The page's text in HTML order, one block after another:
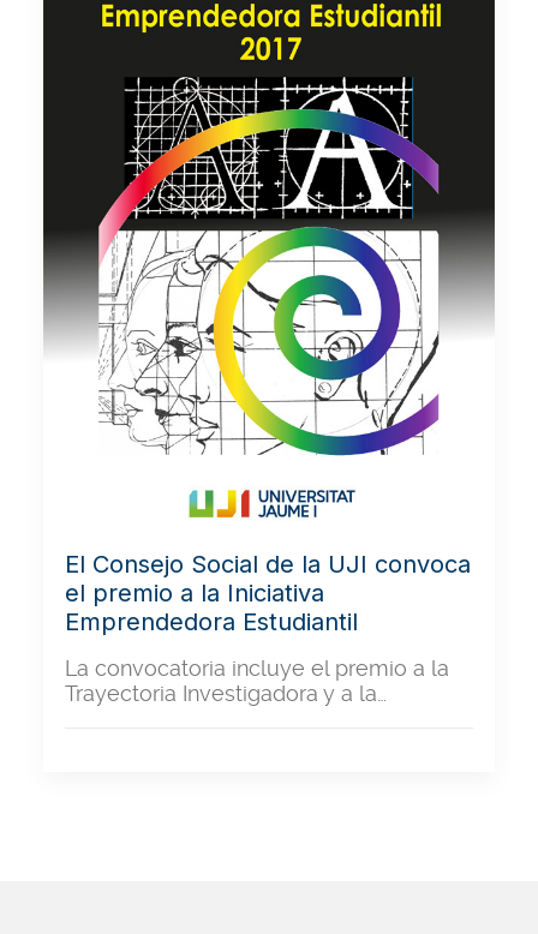
El Consejo Social de la UJI convoca
el premio a la Iniciativa
Emprendedora Estudiantil
La convocatoria incluye el premio a la
Trayectoria Investigadora y a la…